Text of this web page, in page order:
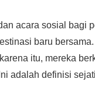
acara sosial bagi
baru bersama.
itu, mereka
adalah definisi